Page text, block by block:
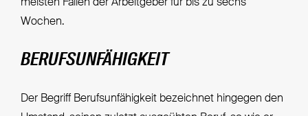
meisten Fällen der Arbeitgeber für bis zu sechs
Wochen.
BERUFSUNFÄHIGKEIT
Der Begriff Berufsunfähigkeit bezeichnet hingegen den